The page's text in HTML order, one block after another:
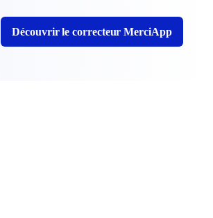
Découvrir le correcteur MerciApp